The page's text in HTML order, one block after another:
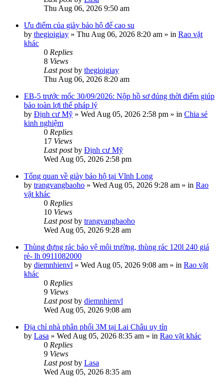
Thu Aug 06, 2026 9:50 am
Ưu điểm của giày bảo hộ đế cao su
by thegioigiay » Thu Aug 06, 2026 8:20 am » in Rao vặt
khác
0 Replies
8 Views
Last postby thegioigiay
Thu Aug 06, 2026 8:20 am
EB-5 trước mốc 30/09/2026: Nộp hồ sơ đúng thời điểm giúp
bảo toàn lợi thế pháp lý
by Định cư Mỹ » Wed Aug 05, 2026 2:58 pm » in Chia sẻ
kinh nghiệm
0 Replies
17 Views
Last postby Định cư Mỹ
Wed Aug 05, 2026 2:58 pm
Tổng quan về giày bảo hộ tại Vĩnh Long
by trangvangbaoho » Wed Aug 05, 2026 9:28 am » in Rao
vặt khác
0 Replies
10 Views
Last postby trangvangbaoho
Wed Aug 05, 2026 9:28 am
Thùng đựng rác bảo vệ môi trường, thùng rác 120l 240 giá
rẻ- lh 0911082000
by diemnhienvl » Wed Aug 05, 2026 9:08 am » in Rao vặt
khác
0 Replies
9 Views
Last postby diemnhienvl
Wed Aug 05, 2026 9:08 am
Địa chỉ nhà phân phối 3M tại Lai Châu uy tín
by Lasa » Wed Aug 05, 2026 8:35 am » in Rao vặt khác
0 Replies
9 Views
Last postby Lasa
Wed Aug 05, 2026 8:35 am